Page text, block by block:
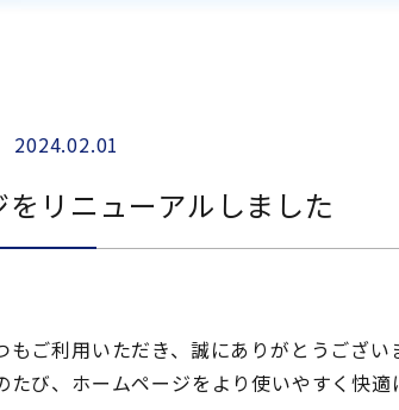
2024.02.01
リニューアルしました
もご利用いただき、誠にありがとうござい
たび、ホームページをより使いやすく快